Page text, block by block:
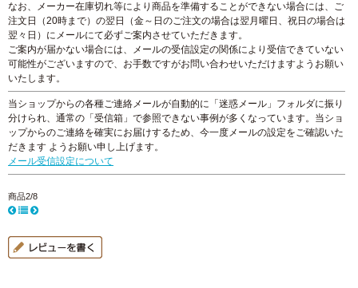
なお、メーカー在庫切れ等により商品を準備することができない場合には、ご
注文日（20時まで）の翌日（金～日のご注文の場合は翌月曜日、祝日の場合は
翌々日）にメールにて必ずご案内させていただきます。
ご案内が届かない場合には、メールの受信設定の関係により受信できていない
可能性がございますので、お手数ですがお問い合わせいただけますようお願い
いたします。
当ショップからの各種ご連絡メールが自動的に「迷惑メール」フォルダに振り
分けられ、通常の「受信箱」で参照できない事例が多くなっています。当ショ
ップからのご連絡を確実にお届けするため、今一度メールの設定をご確認いた
だきます ようお願い申し上げます。
メール受信設定について
商品2/8